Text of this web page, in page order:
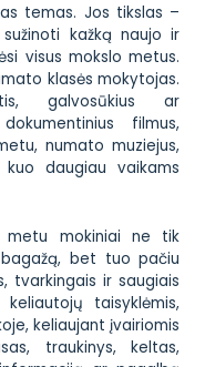
temas. Jos tikslas –
kažką naujo ir
visus mokslo metus.
klasės mokytojas.
galvosūkius ar
filmus,
numato muziejus,
daugiau vaikams
metu mokiniai ne tik
bet tuo pačiu
tvarkingais ir saugiais
taisyklėmis,
keliaujant įvairiomis
traukinys, keltas,